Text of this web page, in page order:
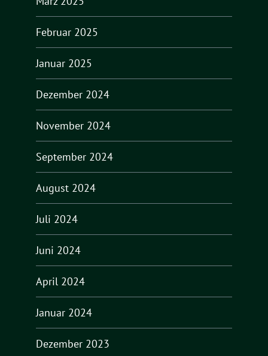
Februar 2025
Januar 2025
Dezember 2024
November 2024
September 2024
August 2024
Juli 2024
Juni 2024
April 2024
Januar 2024
Dezember 2023